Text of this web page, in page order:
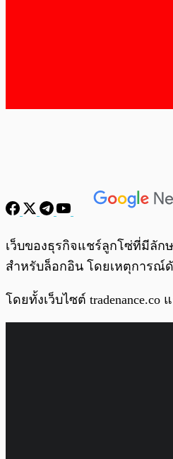
พร้อมเล่น
เว็บของธุรกิจแชร์ลูกโซ่ที่มีลัก
สำหรับล็อกอิน โดยเหตุการณ์
โดยทั้งเว็บไซต์ tradenance.co